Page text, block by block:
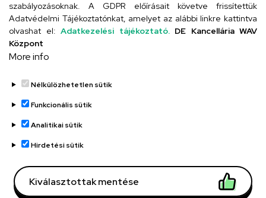
UD telefonkönyv
Adatvédelem
Adatvédelem
Régi oldal
Technikai információk
szabályozásoknak. A GDPR előírásait követve frissítettük
Adatvédelmi Tájékoztatónkat, amelyet az alábbi linkre kattintva
olvashat el: Adatkezelési tájékoztató. DE Kancellária WAV
Központ
More info
Nélkülözhetetlen sütik
Funkcionális sütik
Analitikai sütik
Hirdetési sütik
Kiválasztottak mentése